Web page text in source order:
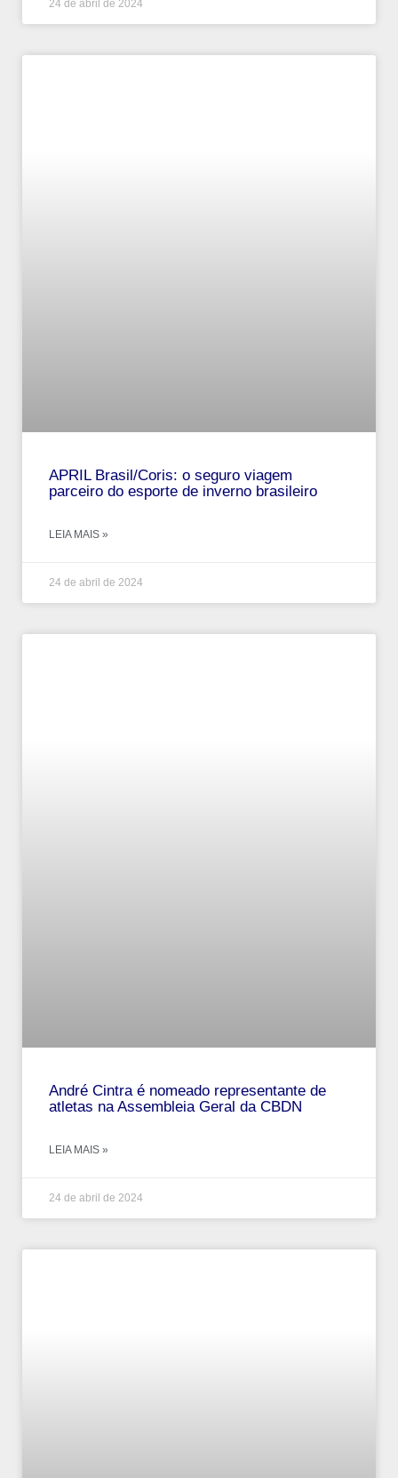
24 de abril de 2024
APRIL Brasil/Coris: o seguro viagem
parceiro do esporte de inverno brasileiro
LEIA MAIS »
24 de abril de 2024
André‌ ‌Cintra‌ ‌é‌ ‌nomeado‌ ‌representante‌ ‌de‌
‌atletas‌ ‌na‌ ‌Assembleia‌ ‌Geral‌ ‌da‌ ‌CBDN‌
LEIA MAIS »
24 de abril de 2024